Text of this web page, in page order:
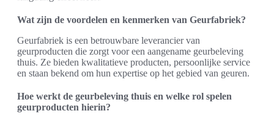
Wat zijn de voordelen en kenmerken van Geurfabriek?
Geurfabriek is een betrouwbare leverancier van
geurproducten die zorgt voor een aangename geurbeleving
thuis. Ze bieden kwalitatieve producten, persoonlijke service
en staan bekend om hun expertise op het gebied van geuren.
Hoe werkt de geurbeleving thuis en welke rol spelen
geurproducten hierin?